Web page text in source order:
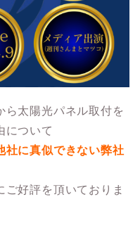
ら太陽光パネル取付を
について
社に真似できない弊社
好評を頂いておりま